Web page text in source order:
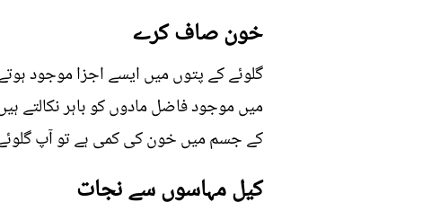
خون صاف کرے
گلوئے کے پتوں میں ایسے اجزا موجود
میں موجود فاضل مادوں کو باہر نکالتے
کے جسم میں خون کی کمی ہے تو آپ
کیل مہاسوں سے نجات